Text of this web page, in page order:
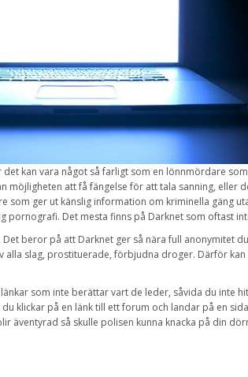
det kan vara något så farligt som en lönnmördare
möjligheten att få fängelse för att tala sanning, eller
som ger ut känslig information om kriminella gäng
pornografi. Det mesta finns på Darknet som oftast
Det beror på att Darknet ger så nära full anonymitet
alla slag, prostituerade,förbjudna droger. Därför kan
länkar som inte berättarvart de leder, såvida du inte
du klickar på en länk till ett forum och landar på en sida
äventyrad så skulle polisen kunna knacka på din